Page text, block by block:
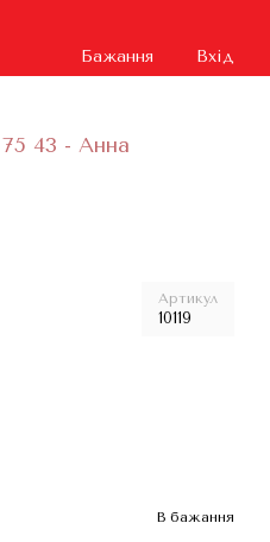
Бажання Вхід
43 - Анна
Артикул
10119
В бажання